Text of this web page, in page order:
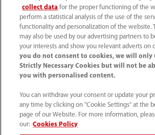
(22) 463 80 80
info-pl@mindray.com
Warunki korzystania z serwisu
collect data for the proper functioning of the
perform a statistical analysis of the use of the
functionality and personalization of the website.
may also be used by our advertising partners to
your interests and show you relevant adverts on
you do not consent to cookies, we will only
Strictly Necessary Cookies but will not be
you with personalised content.
You can withdraw your consent or update your
any time by clicking on "Cookie Settings" at the
page of our Website. For more information,
our: Cookies Policy